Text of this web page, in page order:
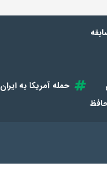
حمله آمریکا به ایران